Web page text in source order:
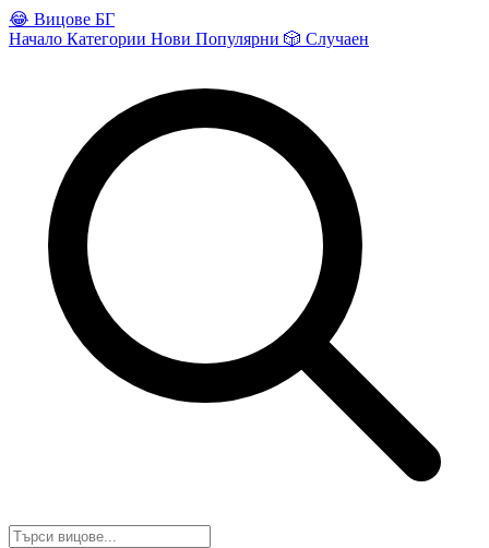
😂 Вицове БГ
Начало Категории Нови Популярни 🎲 Случаен